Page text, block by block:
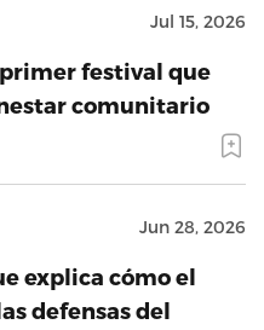
Jul 15, 2026
festival que
comunitario
Jun 28, 2026
explica cómo el
defensas del